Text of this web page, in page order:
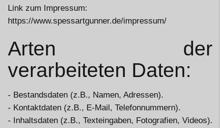
Link zum Impressum:
https://www.spessartgunner.de/impressum/
Arten der
verarbeiteten Daten:
- Bestandsdaten (z.B., Namen, Adressen).
- Kontaktdaten (z.B., E-Mail, Telefonnummern).
- Inhaltsdaten (z.B., Texteingaben, Fotografien, Videos).